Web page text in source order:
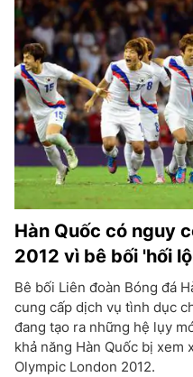
Hàn Quốc có nguy
2012 vì bê bối 'hối
Bê bối Liên đoàn Bóng đá
cung cấp dịch vụ tình dục
đang tạo ra những hệ lụy
khả năng Hàn Quốc bị xem
Olympic London 2012.